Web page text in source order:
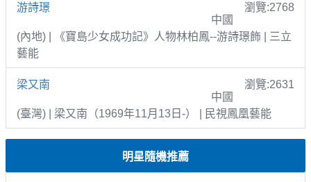
游詩璟
瀏覽:2768
中國
(內地) | 《寶島少女成功記》人物林柏鳳--游詩璟飾 | 三立
藝能
梁又南
瀏覽:2631
中國
(臺灣) | 梁又南（1969年11月13日-） | 民視鳳凰藝能
明星隨機推薦